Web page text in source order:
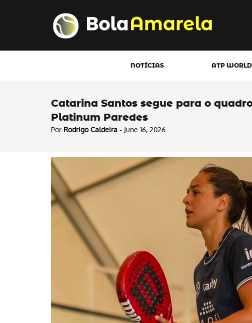
NOTÍCIAS ATP
Catarina Santos segue para o
Platinum Paredes
Por Rodrigo Caldeira - June 16, 2026